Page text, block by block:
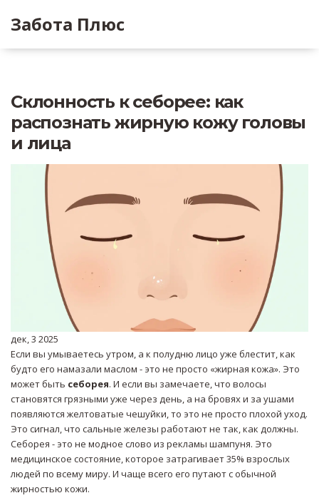
Забота Плюс
Склонность к себорее: как
распознать жирную кожу головы
и лица
дек, 3 2025
Если вы умываетесь утром, а к полудню лицо уже блестит, как
будто его намазали маслом - это не просто «жирная кожа». Это
может быть себорея. И если вы замечаете, что волосы
становятся грязными уже через день, а на бровях и за ушами
появляются желтоватые чешуйки, то это не просто плохой уход.
Это сигнал, что сальные железы работают не так, как должны.
Себорея - это не модное слово из рекламы шампуня. Это
медицинское состояние, которое затрагивает 35% взрослых
людей по всему миру. И чаще всего его путают с обычной
жирностью кожи.